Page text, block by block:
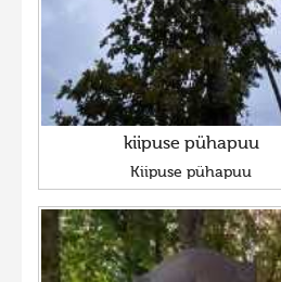
kiipuse pühapuu
Kiipuse pühapuu